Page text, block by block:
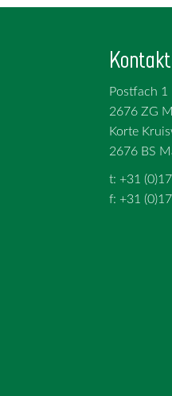
Kontakt
Postfach 1
2676 ZG
Korte
2676 BS
t: +31
f: +31